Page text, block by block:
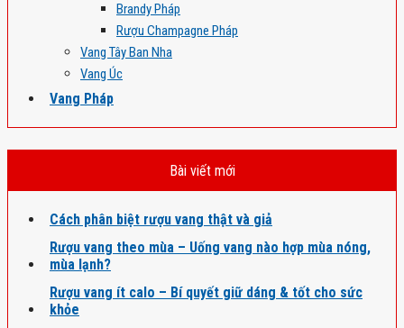
Brandy Pháp
Rượu Champagne Pháp
Vang Tây Ban Nha
Vang Úc
Vang Pháp
Bài viết mới
Cách phân biệt rượu vang thật và giả
Rượu vang theo mùa – Uống vang nào hợp mùa nóng,
mùa lạnh?
Rượu vang ít calo – Bí quyết giữ dáng & tốt cho sức
khỏe